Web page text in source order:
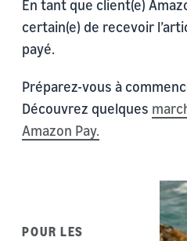
En tant que client(e)
certain(e) de recevoir
payé.
Préparez-vous à
Découvrez quelques
Amazon Pay.
POUR LES